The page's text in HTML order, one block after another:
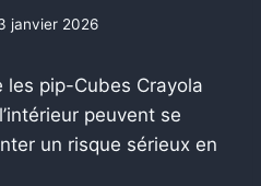
janvier 2026
les pip-Cubes Crayola
peuvent se
un risque sérieux en